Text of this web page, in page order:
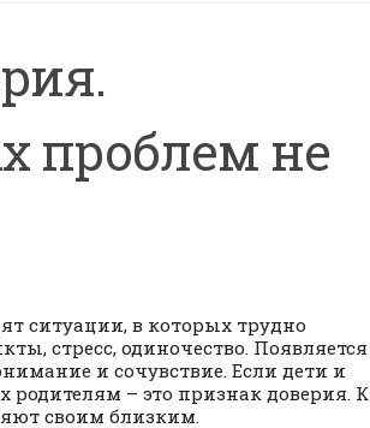
проблем не
ситуации, в которых трудно
стресс, одиночество. Появляется
и сочувствие. Если дети и
родителям – это признак доверия. К
своим близким.